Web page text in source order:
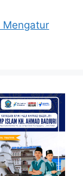
Mengatur